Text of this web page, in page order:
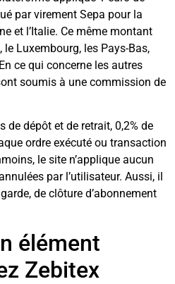
par virement Sepa pour la
et l’Italie. Ce même montant
Luxembourg, les Pays-Bas,
ce qui concerne les autres
soumis à une commission de
de dépôt et de retrait, 0,2% de
ordre exécuté ou transaction
le site n’applique aucun
par l’utilisateur. Aussi, il
de clôture d’abonnement
élément
Zebitex